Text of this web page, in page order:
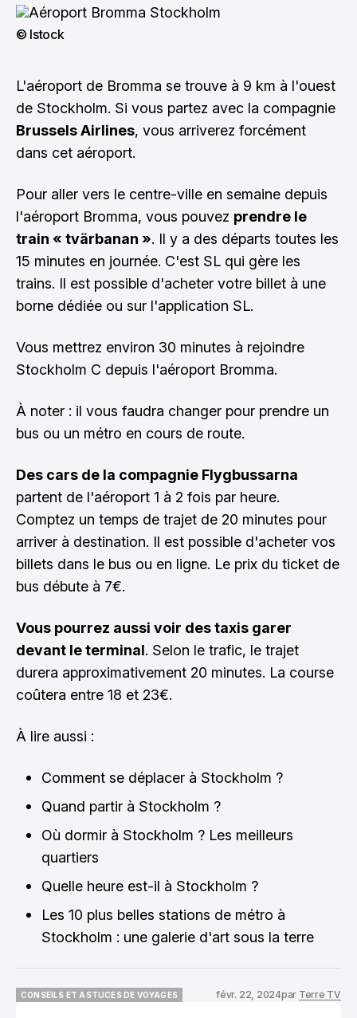
© Istock
L'aéroport de Bromma se trouve à 9 km à l'ouest
de Stockholm. Si vous partez avec la compagnie
Brussels Airlines, vous arriverez forcément
dans cet aéroport.
Pour aller vers le centre-ville en semaine depuis
l'aéroport Bromma, vous pouvez prendre le
train « tvärbanan ». Il y a des départs toutes les
15 minutes en journée. C'est SL qui gère les
trains. Il est possible d'acheter votre billet à une
borne dédiée ou sur l'application SL.
Vous mettrez environ 30 minutes à rejoindre
Stockholm C depuis l'aéroport Bromma.
À noter : il vous faudra changer pour prendre un
bus ou un métro en cours de route.
Des cars de la compagnie Flygbussarna
partent de l'aéroport 1 à 2 fois par heure.
Comptez un temps de trajet de 20 minutes pour
arriver à destination. Il est possible d'acheter vos
billets dans le bus ou en ligne. Le prix du ticket de
bus débute à 7€.
Vous pourrez aussi voir des taxis garer
devant le terminal. Selon le trafic, le trajet
durera approximativement 20 minutes. La course
coûtera entre 18 et 23€.
À lire aussi :
Comment se déplacer à Stockholm ?
Quand partir à Stockholm ?
Où dormir à Stockholm ? Les meilleurs
quartiers
Quelle heure est-il à Stockholm ?
Les 10 plus belles stations de métro à
Stockholm : une galerie d'art sous la terre
CONSEILS ET ASTUCES DE VOYAGES
févr. 22, 2024par Terre TV